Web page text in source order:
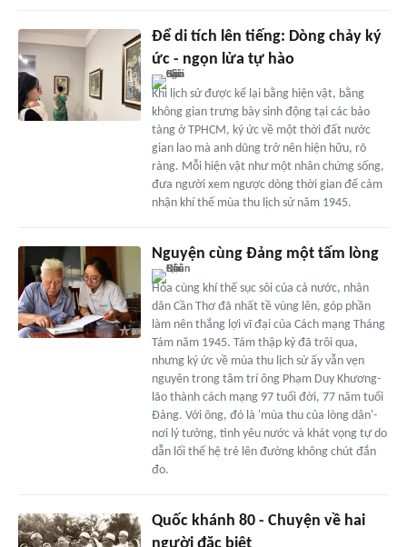
Để di tích lên tiếng: Dòng chảy ký
ức - ngọn lửa tự hào
Khi lịch sử được kể lại bằng hiện vật, bằng
không gian trưng bày sinh động tại các bảo
tàng ở TPHCM, ký ức về một thời đất nước
gian lao mà anh dũng trở nên hiện hữu, rõ
ràng. Mỗi hiện vật như một nhân chứng sống,
đưa người xem ngược dòng thời gian để cảm
nhận khí thế mùa thu lịch sử năm 1945.
Nguyện cùng Đảng một tấm lòng
Hòa cùng khí thế sục sôi của cả nước, nhân
dân Cần Thơ đã nhất tề vùng lên, góp phần
làm nên thắng lợi vĩ đại của Cách mạng Tháng
Tám năm 1945. Tám thập kỷ đã trôi qua,
nhưng ký ức về mùa thu lịch sử ấy vẫn vẹn
nguyên trong tâm trí ông Phạm Duy Khương-
lão thành cách mạng 97 tuổi đời, 77 năm tuổi
Đảng. Với ông, đó là 'mùa thu của lòng dân'-
nơi lý tưởng, tình yêu nước và khát vọng tự do
dẫn lối thế hệ trẻ lên đường không chút đắn
đo.
Quốc khánh 80 - Chuyện về hai